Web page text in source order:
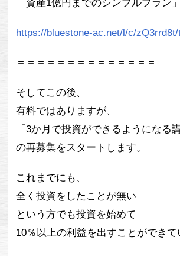
「資産1億円までのシンプルプラン」
https://bluestone-ac.net/l/c/zQ3rrd8t/
＝＝＝＝＝＝＝＝＝＝＝＝＝＝
そしてこの後、
有料ではありますが、
「3か月で投資ができるようになる講
の再募集をスタートします。
これまでにも、
全く投資をしたことが無い
という方でも投資を始めて
10％以上の利益を出すことができて